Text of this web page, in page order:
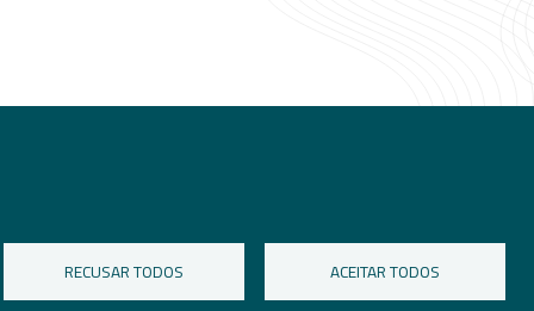
RECUSAR TODOS ACEITAR TODOS
234 484 066